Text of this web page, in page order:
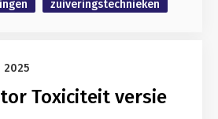
zuiveringstechnieken
2025
Toxiciteit versie